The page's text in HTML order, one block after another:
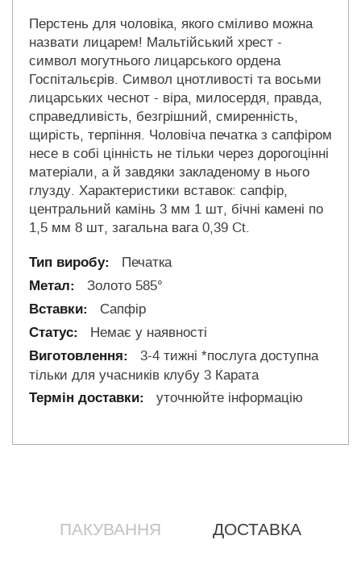
Перстень для чоловіка, якого сміливо можна
назвати лицарем! Мальтійський хрест -
символ могутнього лицарського ордена
Госпітальєрів. Символ цнотливості та восьми
лицарських чеснот - віра, милосердя, правда,
справедливість, безгрішний, смиренність,
щирість, терпіння. Чоловіча печатка з сапфіром
несе в собі цінність не тільки через дорогоцінні
матеріали, а й завдяки закладеному в нього
глузду. Характеристики вставок: сапфір,
центральний камінь 3 мм 1 шт, бічні камені по
1,5 мм 8 шт, загальна вага 0,39 Ct.
Печатка
Золото 585°
Сапфір
Немає у наявності
3-4 тижні *послуга доступна
тільки для учасників клубу 3 Карата
уточнюйте інформацію
ПАКУВАННЯ ДОСТАВКА